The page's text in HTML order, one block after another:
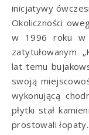
inicjatywy
Okoliczności
w 1996 roku w
zatytułowanym
lat temu
swoją
wykonującą
płytki stał
prostowali